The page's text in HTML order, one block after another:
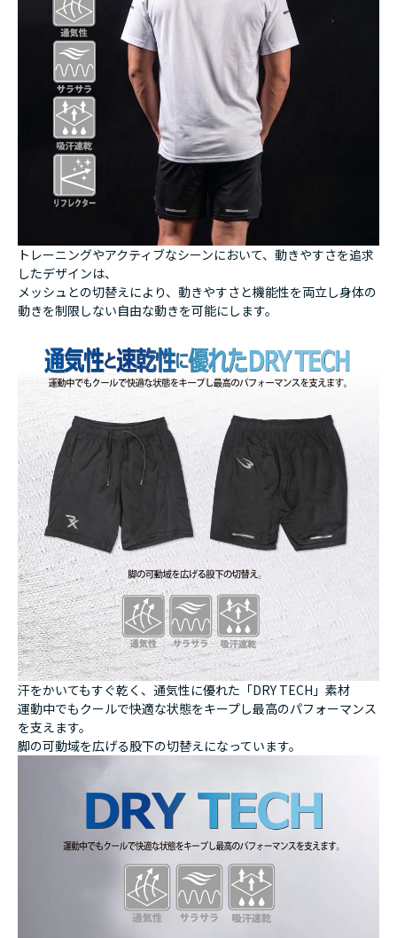
トレーニングやアクティブなシーンにおいて、動きやすさを追求
したデザインは、
メッシュとの切替えにより、動きやすさと機能性を両立し身体の
動きを制限しない自由な動きを可能にします。
汗をかいてもすぐ乾く、通気性に優れた「DRY TECH」素材
運動中でもクールで快適な状態をキープし最高のパフォーマンス
を支えます。
脚の可動域を広げる股下の切替えになっています。